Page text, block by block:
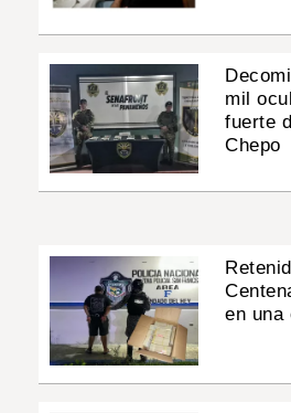
mil
fuerte
Chepo
en una